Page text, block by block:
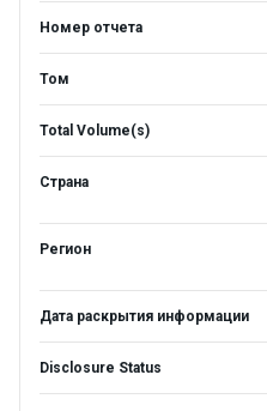
Номер отчета
Том
Total Volume(s)
Страна
Регион
Дата раскрытия информации
Disclosure Status